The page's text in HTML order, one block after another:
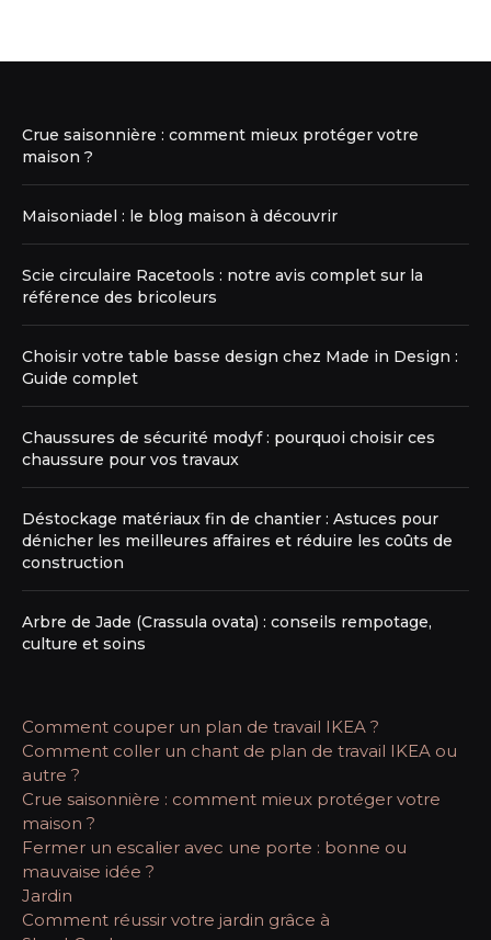
Crue saisonnière : comment mieux protéger votre
maison ?
Maisoniadel : le blog maison à découvrir
Scie circulaire Racetools : notre avis complet sur la
référence des bricoleurs
Choisir votre table basse design chez Made in Design :
Guide complet
Chaussures de sécurité modyf : pourquoi choisir ces
chaussure pour vos travaux
Déstockage matériaux fin de chantier : Astuces pour
dénicher les meilleures affaires et réduire les coûts de
construction
Arbre de Jade (Crassula ovata) : conseils rempotage,
culture et soins
Comment couper un plan de travail IKEA ?
Comment coller un chant de plan de travail IKEA ou
autre ?
Crue saisonnière : comment mieux protéger votre
maison ?
Fermer un escalier avec une porte : bonne ou
mauvaise idée ?
Jardin
Comment réussir votre jardin grâce à